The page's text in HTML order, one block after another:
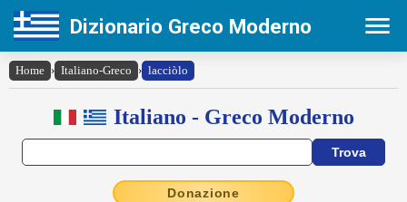
Dizionario Greco Moderno
Home › Italiano-Greco › lacciòlo
Italiano - Greco Moderno
Donazione